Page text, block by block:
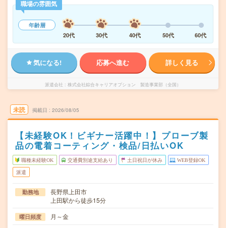
職場の雰囲気
年齢層
20代
30代 40代 50代 60代
気になる! 応募へ進む 詳しく見る
派遣会社 株式会社綜合キャリアオプション 製造事業部（全国）
未読 掲載日 2026/08/05
【未経験OK！ビギナー活躍中！】プローブ製
品の電着コーティング・検品/日払いOK
職種未経験OK 交通費別途支給あり 土日祝日が休み WEB登録OK
派遣
勤務地
長野県上田市
上田駅から徒歩15分
曜日頻度 月～金